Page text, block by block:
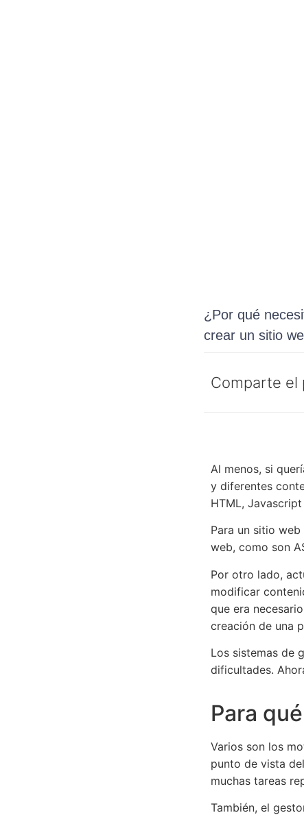
¿Por qué
crear un sitio
Comparte el
Al menos, si
y diferentes
HTML,
Para un sitio
web, como son
Por otro lado,
modificar
que era
creación de una
Los sistemas de
dificultades.
Para
Varios son los
punto de vista
muchas tareas
También, el